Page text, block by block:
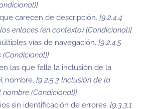
carecen de descripción. [9.2.4.4
enlaces (en contexto) (Condicional)]
vías de navegación. [9.2.4.5
las que falla la inclusión de la
nombre. [9.2.5.3 Inclusión de la
nombre (Condicional)]
sin identificación de errores. [9.3.3.1